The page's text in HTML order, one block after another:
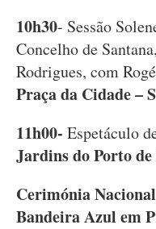
10h30- Sessão
Concelho de
Rodrigues, com
Praça da Cidade –
11h00- Espetáculo
Jardins do Porto
Cerimónia
Bandeira Azul em